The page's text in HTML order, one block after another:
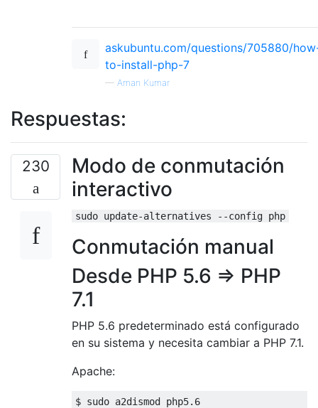
askubuntu.com/questions/705880/
to-install-php-7
— Aman Kumar
Respuestas:
230
Modo de conmutación
interactivo
sudo update-alternatives --config php
Conmutación manual
Desde PHP 5.6 => PHP
7.1
PHP 5.6 predeterminado está configurado
en su sistema y necesita cambiar a PHP 7.1.
Apache:
$ sudo a2dismod php5.6